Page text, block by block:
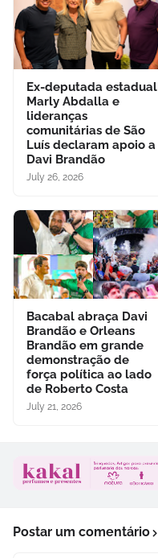
Ex-deputada estadual
Marly Abdalla e
lideranças
comunitárias de São
Luís declaram apoio a
Davi Brandão
July 26, 2026
Bacabal abraça Davi
Brandão e Orleans
Brandão em grande
demonstração de
força política ao lado
de Roberto Costa
July 21, 2026
Postar um comentário